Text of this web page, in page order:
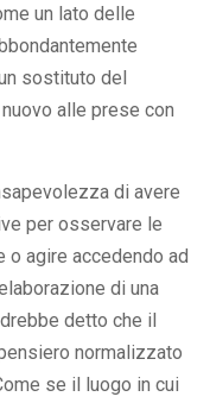
un lato delle
sostituto del
alle prese con
di avere
per osservare le
o agire accedendo ad
di una
detto che il
normalizzato
se il luogo in cui